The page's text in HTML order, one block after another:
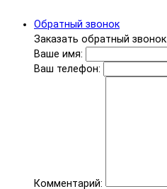
Обратный звонок
Заказать обратный звонок
Ваше имя:
Ваш телефон:
Комментарий: